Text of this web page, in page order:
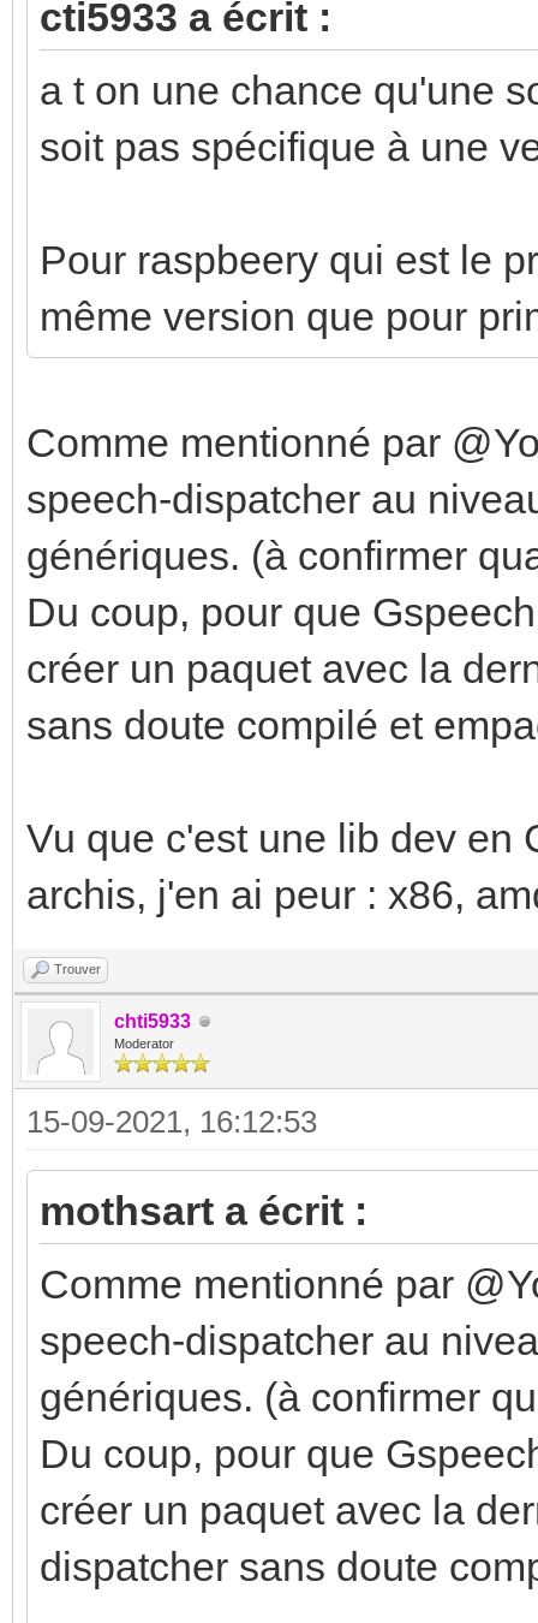
cti5933 a écrit :
a t on une chance qu'une
soit pas spécifique à une
Pour raspbeery qui est le
même version que pour
Comme mentionné par
speech-dispatcher au
génériques. (à confirmer
Du coup, pour que
créer un paquet avec la
sans doute compilé et
Vu que c'est une lib dev en
archis, j'en ai peur : x86,
Trouver
chti5933
Moderator
15-09-2021, 16:12:53
mothsart a écrit :
Comme mentionné par
speech-dispatcher au
génériques. (à confirmer
Du coup, pour que
créer un paquet avec la
dispatcher sans doute